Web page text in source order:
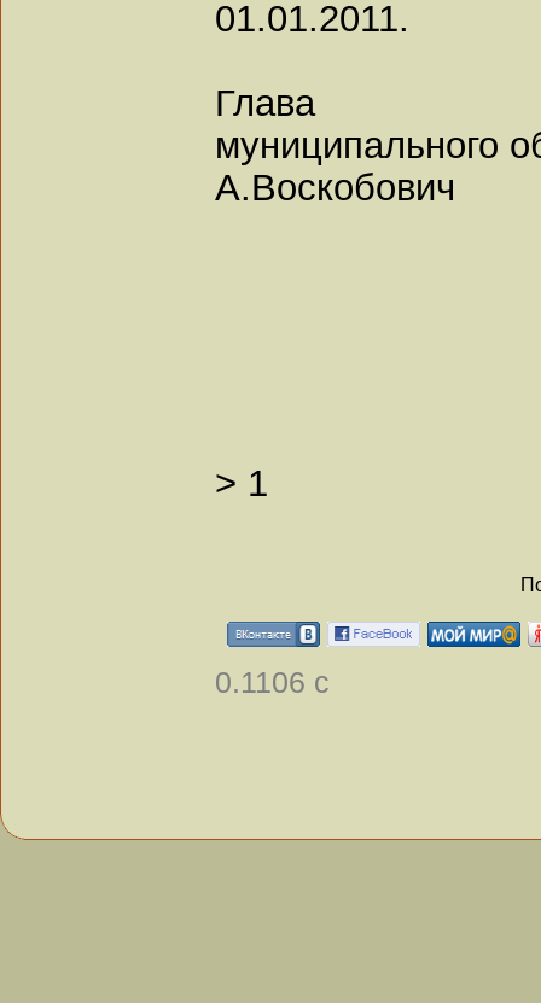
01.01.2011.
Глава
муниципального
А.Воскобович
> 1
0.1106 с